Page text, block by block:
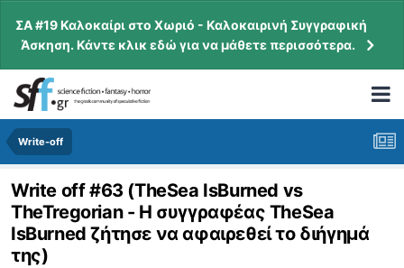
ΣΑ #19 Καλοκαίρι στο Χωριό - Καλοκαιρινή Συγγραφική
Άσκηση. Κάντε κλικ εδώ για να μάθετε περισσότερα.
Write-off
Write off #63 (TheSea IsBurned vs
TheTregorian - Η συγγραφέας TheSea
IsBurned ζήτησε να αφαιρεθεί το διήγημά
της)